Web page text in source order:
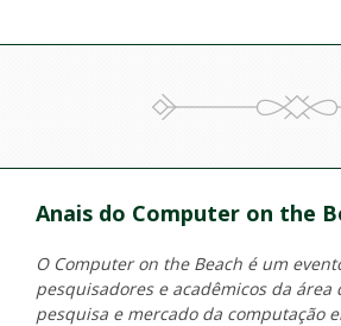
Anais do Computer on the
O Computer on the Beach é um
pesquisadores e acadêmicos da
pesquisa e mercado da computação